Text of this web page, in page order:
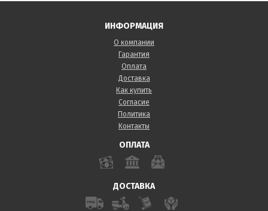
ИНФОРМАЦИЯ
О компании
Гарантия
Оплата
Доставка
Как купить
Согласие
Политика
Контакты
ОПЛАТА
ДОСТАВКА